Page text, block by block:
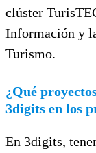
clúster
Información y
Turismo.
¿Qué
3digits en los
En 3digits,